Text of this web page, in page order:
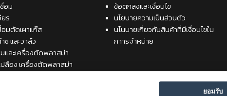
อม
ร
มตัดเผาแก๊ส
ซ และวาล์ว
มและเครื่องตัดพลาสม่า
ปลือง เครื่องตัดพลาสม่า
เคมีภัณฑ์สำหรับงาน
ข้อตกลงและเงื่อนไข
นโยบายความเป็นส่วนตัว
นโนบายเกี่ยวกับสินค้าที่มีเงื่อนไขใน
กาารจำหน่าย
ยอมรับ